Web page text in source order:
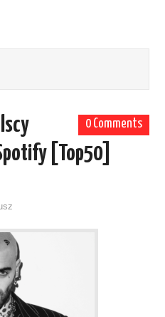
0 Comments
[Top50]